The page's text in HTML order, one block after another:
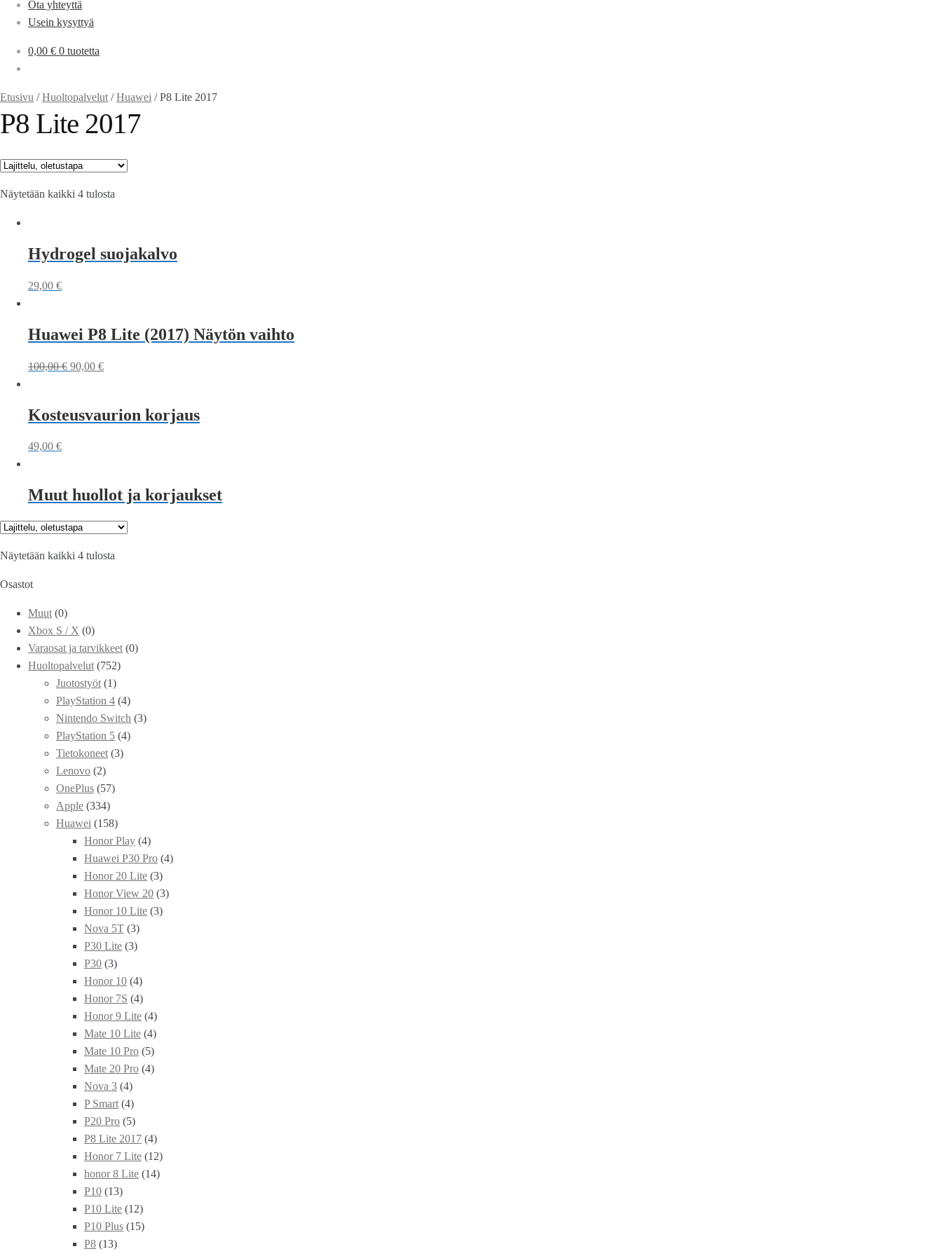
Ota yhteyttä
Usein kysyttyä
0,00 € 0 tuotetta
Etusivu /Huoltopalvelut /Huawei /P8 Lite 2017
P8 Lite 2017
Näytetään kaikki 4 tulosta
Hydrogel suojakalvo
29,00 €
Huawei P8 Lite (2017) Näytön vaihto
100,00€ 90,00 €
Kosteusvaurion korjaus
49,00 €
Muut huollot ja korjaukset
Näytetään kaikki 4 tulosta
Osastot
Muut (0)
Xbox S / X (0)
Varaosat ja tarvikkeet (0)
Huoltopalvelut (752)
Juotostyöt (1)
PlayStation 4 (4)
Nintendo Switch (3)
PlayStation 5 (4)
Tietokoneet (3)
Lenovo (2)
OnePlus (57)
Apple (334)
Huawei (158)
Honor Play (4)
Huawei P30 Pro (4)
Honor 20 Lite (3)
Honor View 20 (3)
Honor 10 Lite (3)
Nova 5T (3)
P30 Lite (3)
P30 (3)
Honor 10 (4)
Honor 7S (4)
Honor 9 Lite (4)
Mate 10 Lite (4)
Mate 10 Pro (5)
Mate 20 Pro (4)
Nova 3 (4)
P Smart (4)
P20 Pro (5)
P8 Lite 2017 (4)
Honor 7 Lite (12)
honor 8 Lite (14)
P10 (13)
P10 Lite (12)
P10 Plus (15)
P8 (13)